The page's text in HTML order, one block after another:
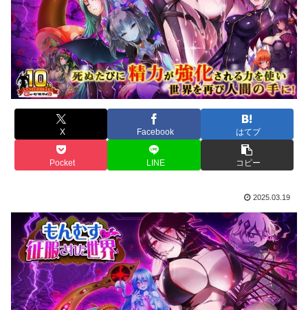
X Facebook はてブ
Pocket LINE コピー
2025.03.19